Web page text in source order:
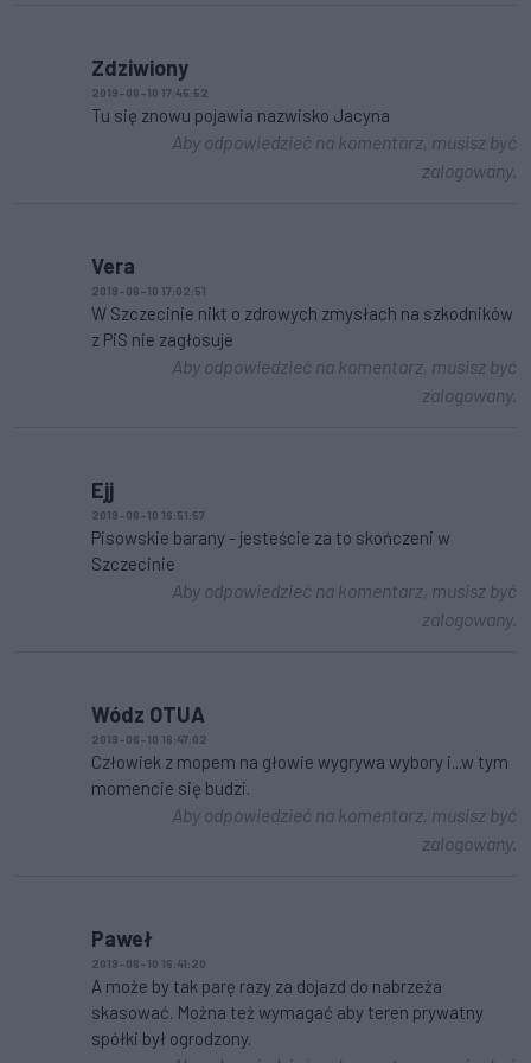
Zdziwiony
2019-06-10 17:45:52
Tu się znowu pojawia nazwisko Jacyna
Aby odpowiedzieć na komentarz, musisz być
zalogowany.
Vera
2019-06-10 17:02:51
W Szczecinie nikt o zdrowych zmysłach na szkodników
z PiS nie zagłosuje
Aby odpowiedzieć na komentarz, musisz być
zalogowany.
Ejj
2019-06-10 16:51:57
Pisowskie barany - jesteście za to skończeni w
Szczecinie
Aby odpowiedzieć na komentarz, musisz być
zalogowany.
Wódz OTUA
2019-06-10 16:47:02
Człowiek z mopem na głowie wygrywa wybory i...w tym
momencie się budzi.
Aby odpowiedzieć na komentarz, musisz być
zalogowany.
Paweł
2019-06-10 16:41:20
A może by tak parę razy za dojazd do nabrzeża
skasować. Można też wymagać aby teren prywatny
spółki był ogrodzony.